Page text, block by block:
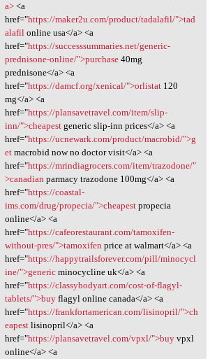
a><a
href="https://maker2u.com/product/tadalafil/">tad
alafilonline usa</a> <a
href="https://successsummaries.net/generic-
prednisone-online/">purchase40mg
prednisone</a> <a
href="https://damcf.org/xenical/">orlistat120
mg</a> <a
href="https://plansavetravel.com/item/slip-
inn/">cheapestgeneric slip-inn prices</a> <a
href="https://ucnewark.com/product/macrobid/">g
etmacrobid now no doctor visit</a> <a
href="https://mrindiagrocers.com/item/trazodone/"
>canadian parmacy trazodone 100mg</a> <a
href="https://coastal-
ims.com/drug/propecia/">cheapestpropecia
online</a> <a
href="https://cafeorestaurant.com/tamoxifen-
without-pres/">tamoxifen price at walmart</a> <a
href="https://happytrailsforever.com/pill/minocycl
ine/">genericminocycline uk</a> <a
href="https://classybodyart.com/cost-of-flagyl-
tablets/">buyflagyl online canada</a> <a
href="https://frankfortamerican.com/lisinopril/">ch
eapestlisinopril</a> <a
href="https://plansavetravel.com/vpxl/">buyvpxl
online</a> <a